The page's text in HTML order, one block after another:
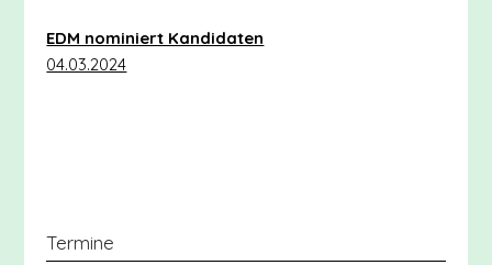
EDM nominiert Kandidaten
04.03.2024
Termine